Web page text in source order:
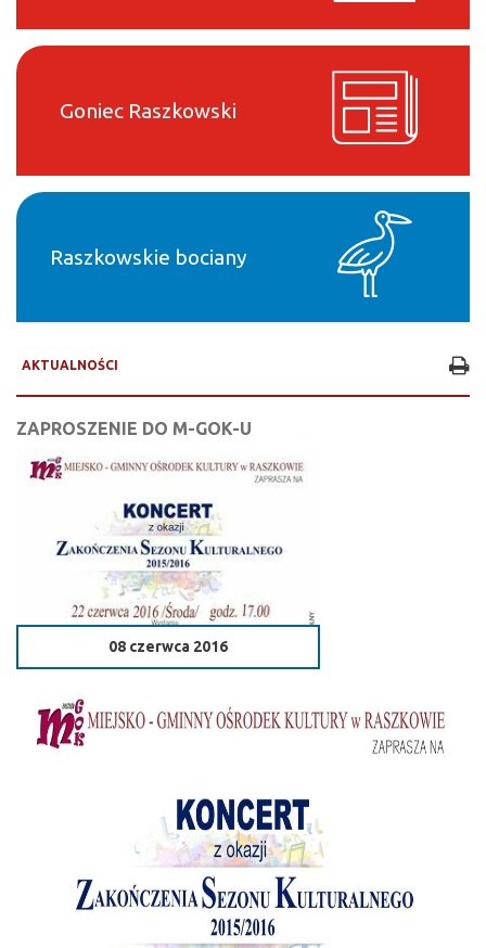
Goniec Raszkowski
Raszkowskie bociany
AKTUALNOŚCI
ZAPROSZENIE DO M-GOK-U
08 czerwca 2016